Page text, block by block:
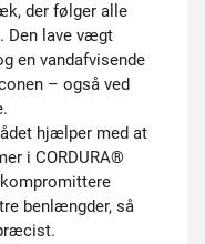
der følger alle
Den lave vægt
en vandafvisende
– også ved
hjælper med at
i CORDURA®
benlængder, så